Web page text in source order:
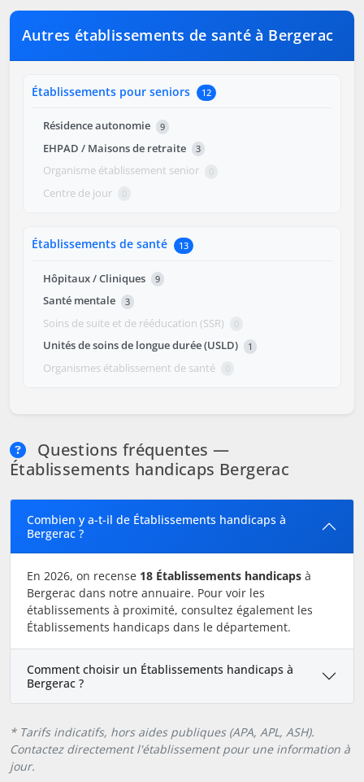
Autres établissements de santé à Bergerac
Établissements pour seniors 12
Résidence autonomie 9
EHPAD / Maisons de retraite 3
Organisme établissement senior 0
Centre de jour 0
Établissements de santé 13
Hôpitaux / Cliniques 9
Santé mentale 3
Soins de suite et de rééducation (SSR) 0
Unités de soins de longue durée (USLD) 1
Organismes établissement de santé 0
Questions fréquentes —
Établissements handicaps Bergerac
Combien y a-t-il de Établissements handicaps à
Bergerac ?
En 2026, on recense 18 Établissements handicaps à
Bergerac dans notre annuaire. Pour voir les
établissements à proximité, consultez également les
Établissements handicaps dans le département.
Comment choisir un Établissements handicaps à
Bergerac ?
* Tarifs indicatifs, hors aides publiques (APA, APL, ASH).
Contactez directement l'établissement pour une information à
jour.